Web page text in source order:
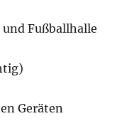
Fußballhalle
Geräten